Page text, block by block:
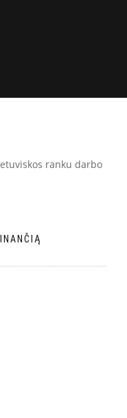
ranku darbo